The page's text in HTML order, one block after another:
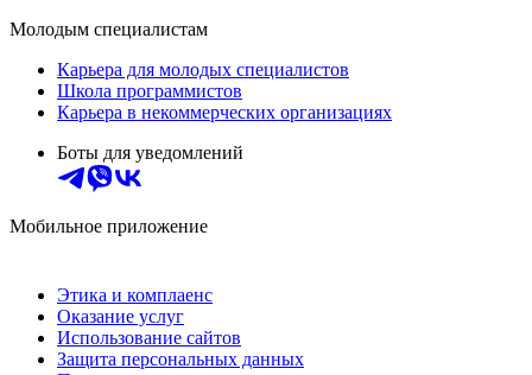
Молодым специалистам
Карьера для молодых специалистов
Школа программистов
Карьера в некоммерческих организациях
Боты для уведомлений
Мобильное приложение
Этика и комплаенс
Оказание услуг
Использование сайтов
Защита персональных данных